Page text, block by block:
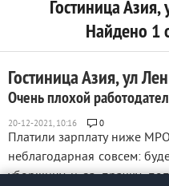
Гостиница
Найдено 1
Гостиница Азия, ул
Очень плохой
0
Платили зарплату ниже
неблагодарная совсем:
уборщицу и за прачку,